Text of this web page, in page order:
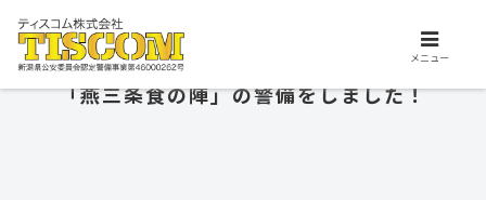
交通誘導、施設警備、保安警備はお任せ下さい。ティスコム株式会社は、安
心安全を支えるプロフェッショナル集団です。
「燕三条食の陣」の警備をしました！
メニュー